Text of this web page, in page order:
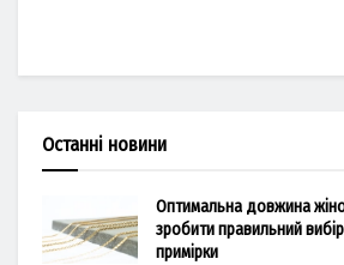
Останні новини
Оптимальна довжина
зробити правильний
примірки